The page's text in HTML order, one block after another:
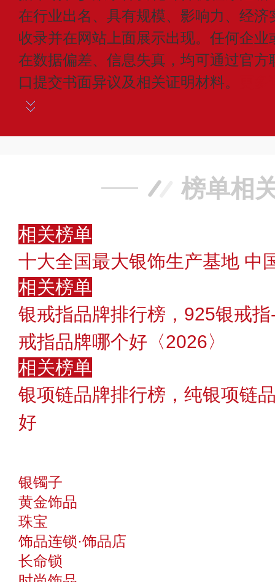
在行业出名、具有规模、影响力、经
收录并在网站上面展示出现。任何企
在数据偏差、信息失真，均可通过官
口提交书面异议及相关证明材料。
榜单相
相关榜单
十大全国最大银饰生产基地 中
相关榜单
银戒指品牌排行榜，925银戒
戒指品牌哪个好〈2026〉
相关榜单
银项链品牌排行榜，纯银项链
好
银镯子
黄金饰品
珠宝
饰品连锁·饰品店
长命锁